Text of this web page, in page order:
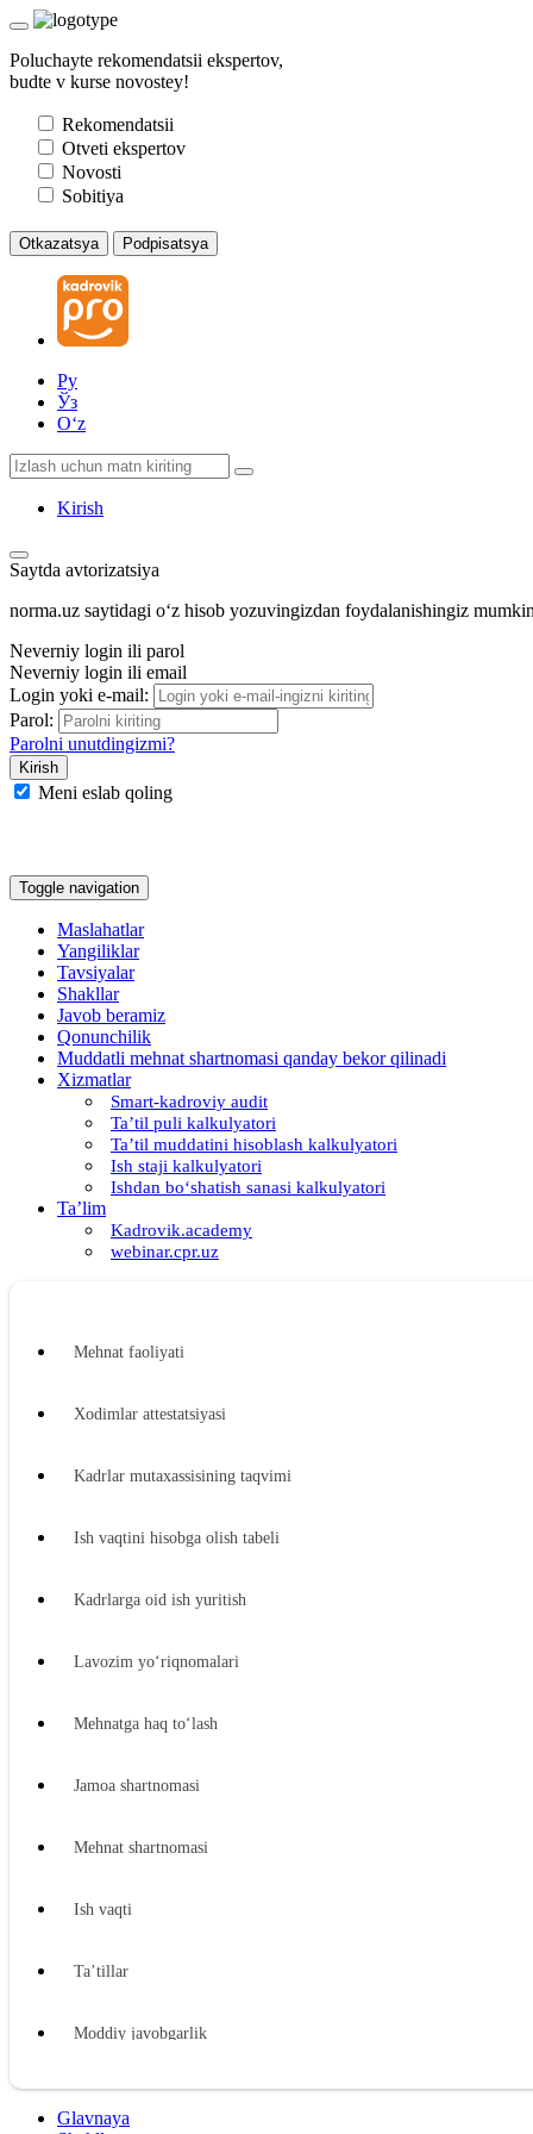
Poluchayte rekomendatsii ekspertov,
budte v kurse novostey!
Rekomendatsii
Otveti ekspertov
Novosti
Sobitiya
Otkazatsya Podpisatsya
Ру
Ўз
Oʻz
Kirish
Saytda avtorizatsiya
norma.uz saytidagi oʻz hisob yozuvingizdan foydalanishingiz mumkin
Neverniy login ili parol
Neverniy login ili email
Login yoki e-mail:
Parol:
Parolni unutdingizmi?
Meni eslab qoling
Toggle navigation
Maslahatlar
Yangiliklar
Tavsiyalar
Shakllar
Javob beramiz
Qonunchilik
Muddatli mehnat shartnomasi qanday bekor qilinadi
Xizmatlar
Smart-kadroviy audit
Ta’til puli kalkulyatori
Ta’til muddatini hisoblash kalkulyatori
Ish staji kalkulyatori
Ishdan boʻshatish sanasi kalkulyatori
Ta’lim
Kadrovik.academy
webinar.cpr.uz
Mehnat faoliyati
Xodimlar attestatsiyasi
Kadrlar mutaхassisining taqvimi
Ish vaqtini hisobga olish tabeli
Kadrlarga oid ish yuritish
Lavozim yoʻriqnomalari
Mehnatga haq toʻlash
Jamoa shartnomasi
Mehnat shartnomasi
Ish vaqti
Ta’tillar
Moddiy javobgarlik
Xodimning moddiy javobgarligi
Glavnaya